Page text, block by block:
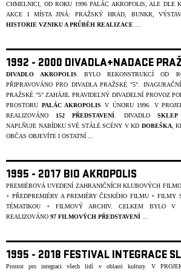
CHMELNICI, OD ROKU 1996 PALÁC AKROPOLIS, ALE DLE
AKCE I MÍSTA JINÁ: PRAŽSKÝ HRAD, BUNKR,
HISTORIE VZNIKU A PRŮBĚH REALIZACE
1992 - 2000 DIVADLA+NADACE
DIVADLO AKROPOLIS
BYLO REKONSTRUKCÍ OD
PŘIPRAVOVÁNO PRO DIVADLA PRAŽSKÉ "5".
PRAŽSKÉ "5" ZAHÁJIL PRAVIDELNÝ DIVADELNÍ PROVOZ
PROSTORU PALÁC AKROPOLIS
V ÚNORU 1996. V
REALIZOVÁNO 152 PŘEDSTAVENÍ . DIVADLO SKLEP
NAPLŇUJE NABÍDKU SVÉ STÁLÉ SCÉNY V KD DOBEŠKA,
OBČAS OBJEVÍTE I OSTATNÍ ...
1995 - 2017 BIO AKROPOLIS
PREMIÉROVÁ UVEDENÍ ZAHRANIČNÍCH KLUBOVÝCH
+ PŘEDPREMIÉRY A PREMIÉRY ČESKÉHO FILMU + FILMY
TÉMATIKOU + FILMOVÝ ARCHIV. CELKEM BYLO V
REALIZOVÁNO 97 FILMOVÝCH PŘEDSTAVENÍ
1995 - 2018 FESTIVAL INTEGRACE
Prostor pro integraci všech lidí v oblasti kultury. V